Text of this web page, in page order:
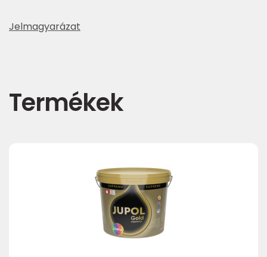
Jelmagyarázat
Termékek